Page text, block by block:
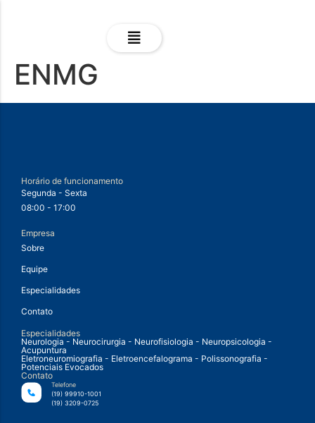
ENMG
Horário de funcionamento
Segunda - Sexta
08:00 - 17:00
Empresa
Sobre
Equipe
Especialidades
Contato
Especialidades
Neurologia - Neurocirurgia - Neurofisiologia - Neuropsicologia -
Acupuntura
Eletroneuromiografia - Eletroencefalograma - Polissonografia -
Potenciais Evocados
Contato
Telefone
(19) 99910-1001
(19) 3209-0725